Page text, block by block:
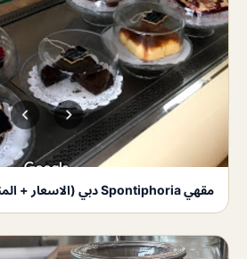
مقهي Spontiphoria دبي (الاسعار + المنيو + الموقع)